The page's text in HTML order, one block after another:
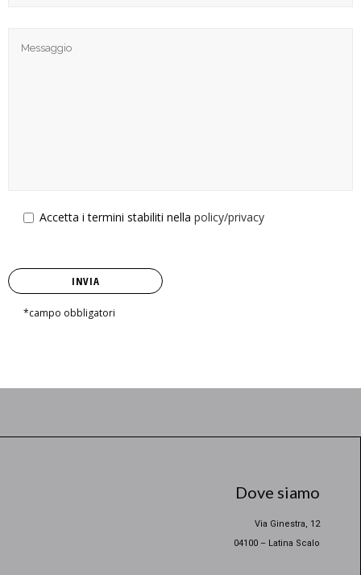
Accetta i termini stabiliti nellapolicy/privacy
*campo obbligatori
Dove siamo
Via Ginestra, 12
04100 – Latina Scalo